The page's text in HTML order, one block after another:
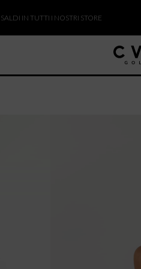
IN TUTTI I NOSTRI STORE